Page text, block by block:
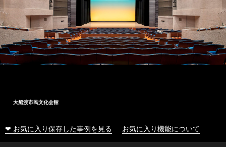
大船渡市民文化会館
❤ お気に入り保存した事例を見る お気に入り機能について